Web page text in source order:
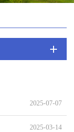
2025-07-07
2025-03-14